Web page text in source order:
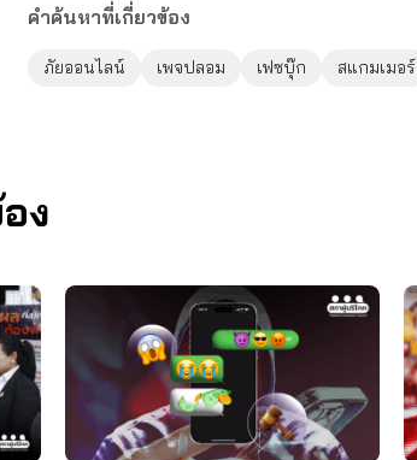
คำค้นหาที่เกี่ยวข้อง
ภัยออนไลน์ เพจปลอม เฟซบุ๊ก สแกมเมอร์
ง